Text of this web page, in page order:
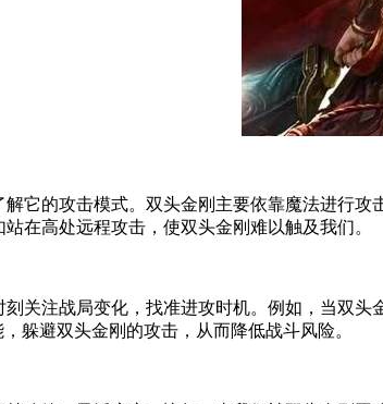
它的攻击模式。双头金刚主要依靠魔法进行
在高处远程攻击，使双头金刚难以触及我们。
关注战局变化，找准进攻时机。例如，当双
躲避双头金刚的攻击，从而降低战斗风险。